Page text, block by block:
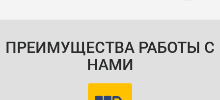
ПРЕИМУЩЕСТВА РАБОТЫ С
НАМИ